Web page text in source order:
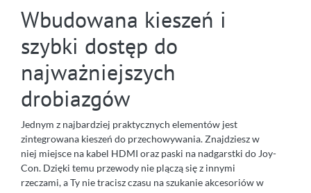
Wbudowana kieszeń i
szybki dostęp do
najważniejszych
drobiazgów
Jednym z najbardziej praktycznych elementów jest
zintegrowana kieszeń do przechowywania. Znajdziesz w
niej miejsce na kabel HDMI oraz paski na nadgarstki do Joy-
Con. Dzięki temu przewody nie plączą się z innymi
rzeczami, a Ty nie tracisz czasu na szukanie akcesoriów w